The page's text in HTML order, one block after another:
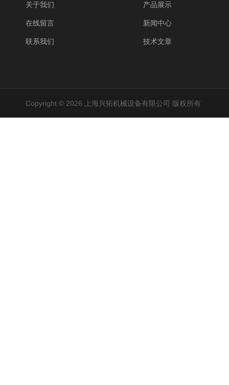
关于我们
在线留言
联系我们
产品展示
新闻中心
技术文章
Copyright © 2026 上海兴拓机械设备有限公司 版权所有